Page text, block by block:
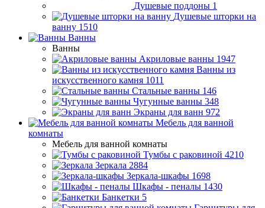
Душевые поддоны 1
Душевые шторки на
ванну 1510
Ванны
Ванны
Акриловые ванны 1947
Ванны из
искусственного камня 1011
Стальные ванны 146
Чугунные ванны 348
Экраны для ванн 972
Мебель для ванной
комнаты
Мебель для ванной комнаты
Тумбы с раковиной 4210
Зеркала 2884
Зеркала-шкафы 1698
Шкафы - пеналы 1430
Банкетки 5